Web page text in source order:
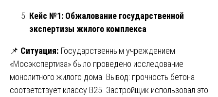
Кейс №1: Обжалование государственной
экспертизы жилого комплекса
📌 Ситуация: Государственным учреждением
«Мосэкспертиза» было проведено исследование
монолитного жилого дома. Вывод: прочность бетона
соответствует классу В25. Застройщик использовал это